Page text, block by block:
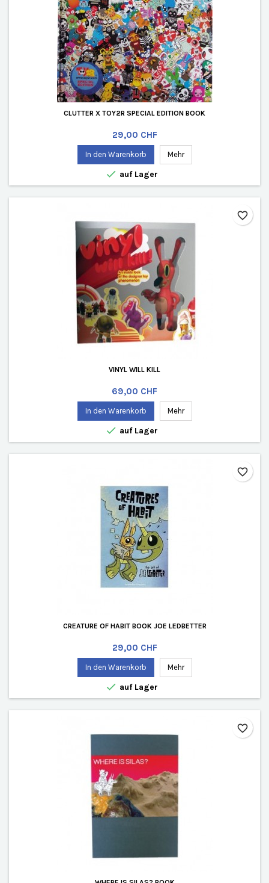
CLUTTER X TOY2R SPECIAL EDITION BOOK
Preis
29,00 CHF
In den Warenkorb Mehr
 auf Lager
VINYL WILL KILL
Preis
69,00 CHF
In den Warenkorb Mehr
 auf Lager
favorite_border
CREATURE OF HABIT BOOK JOE LEDBETTER
Preis
29,00 CHF
In den Warenkorb Mehr
 auf Lager
favorite_border
favorite_border